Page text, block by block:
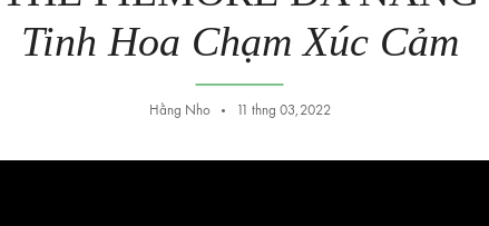
Tinh Hoa Chạm Xúc Cảm
Hằng Nho 11 thng 03,2022